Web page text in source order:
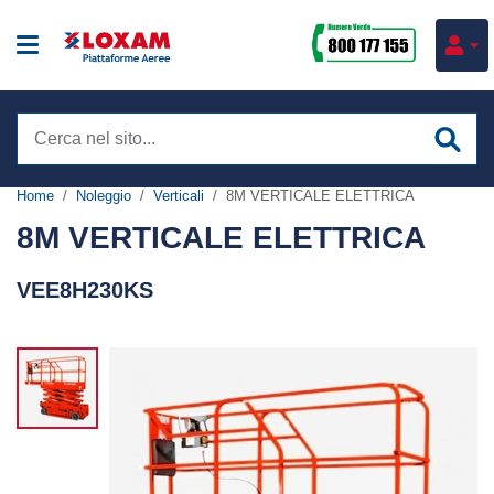
nel
sito
Noleggio piattaforme
Telescopiche
Ragni
Elevatori di persona
Formazione
Corsi sicurezza
Corsi IPAF
Corsi e-learning
Settori
Impianti tecnologici
Servizi
Consulenza Commerciale
Home Noleggio Verticali 8M VERTICALE ELETTRICA
8M VERTICALE ELETTRICA
VEE8H230KS